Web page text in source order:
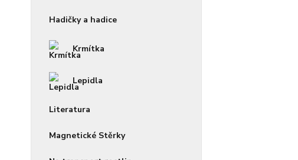
Hadičky a hadice
Krmítka
Lepidla
Literatura
Magnetické Stěrky